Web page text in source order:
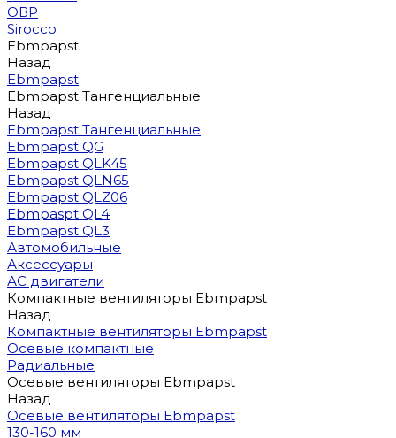
ОВР
Sirocco
Ebmpapst
Назад
Ebmpapst
Ebmpapst Тангенциальные
Назад
Ebmpapst Тангенциальные
Ebmpapst QG
Ebmpapst QLK45
Ebmpapst QLN65
Ebmpapst QLZ06
Ebmpaspt QL4
Ebmpapst QL3
Автомобильные
Аксессуары
АС двигатели
Компактные вентиляторы Ebmpapst
Назад
Компактные вентиляторы Ebmpapst
Осевые компактные
Радиальные
Осевые вентиляторы Ebmpapst
Назад
Осевые вентиляторы Ebmpapst
130-160 мм